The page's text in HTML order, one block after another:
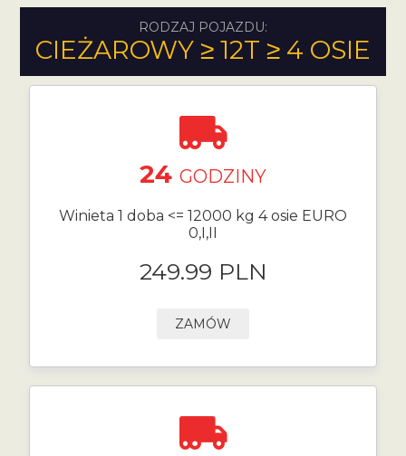
RODZAJ POJAZDU:
CIEŻAROWY ≥ 12T ≥ 4 OSIE
24 GODZINY
Winieta 1 doba <= 12000 kg 4 osie EURO
0,I,II
249.99 PLN
ZAMÓW